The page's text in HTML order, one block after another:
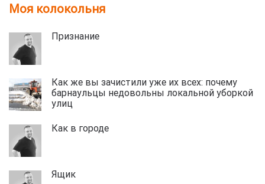
Моя колокольня
Признание
Как же вы зачистили уже их всех: почему
барнаульцы недовольны локальной уборкой
улиц
Как в городе
Ящик